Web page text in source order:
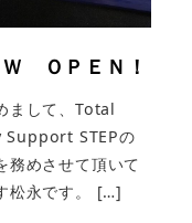
Ｗ ＯＰＥＮ！
まして、Total
Support STEPの
務めさせて頂いて
松永です。 […]